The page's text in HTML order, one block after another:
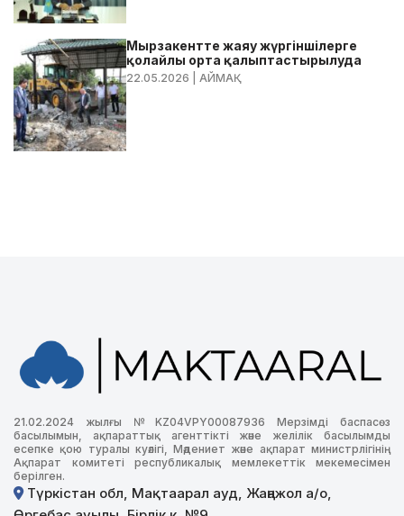
Мырзакентте жаяу жүргіншілерге
қолайлы орта қалыптастырылуда
22.05.2026 | АЙМАҚ
21.02.2024 жылғы №KZ04VPY00087936 Мерзімді баспасөз
басылымын, ақпараттық агенттікті және желілік басылымды
есепке қою туралы куәлігі, Мәдениет және ақпарат министрлігінің
Ақпарат комитеті республикалық мемлекеттік мекемесімен
берілген.
Түркістан обл, Мақтаарал ауд, Жаңажол а/о,